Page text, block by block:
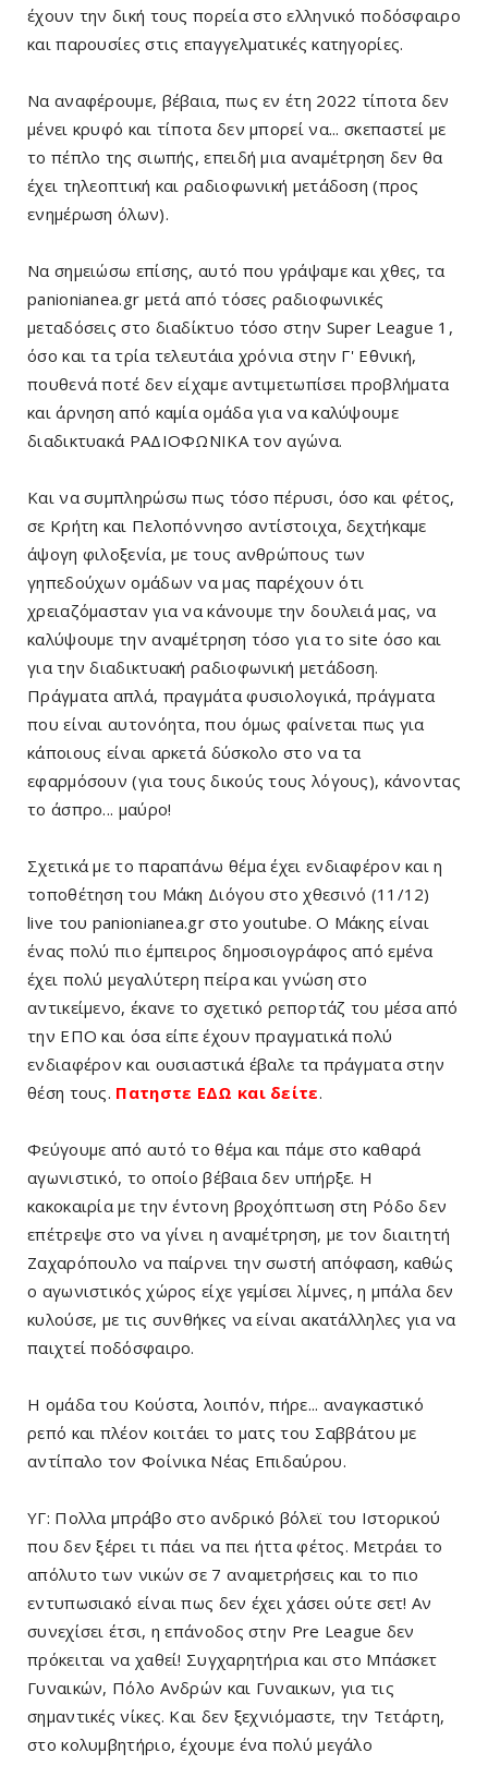
έχουν την δική τους πορεία στο ελληνικό ποδόσφαιρο
και παρουσίες στις επαγγελματικές κατηγορίες.
Να αναφέρουμε, βέβαια, πως εν έτη 2022 τίποτα δεν
μένει κρυφό και τίποτα δεν μπορεί να... σκεπαστεί με
το πέπλο της σιωπής, επειδή μια αναμέτρηση δεν θα
έχει τηλεοπτική και ραδιοφωνική μετάδοση (προς
ενημέρωση όλων).
Να σημειώσω επίσης, αυτό που γράψαμε και χθες, τα
panionianea.gr μετά από τόσες ραδιοφωνικές
μεταδόσεις στο διαδίκτυο τόσο στην Super League 1,
όσο και τα τρία τελευτάια χρόνια στην Γ' Εθνική,
πουθενά ποτέ δεν είχαμε αντιμετωπίσει προβλήματα
και άρνηση από καμία ομάδα για να καλύψουμε
διαδικτυακά ΡΑΔΙΟΦΩΝΙΚΑ τον αγώνα.
Και να συμπληρώσω πως τόσο πέρυσι, όσο και φέτος,
σε Κρήτη και Πελοπόννησο αντίστοιχα, δεχτήκαμε
άψογη φιλοξενία, με τους ανθρώπους των
γηπεδούχων ομάδων να μας παρέχουν ότι
χρειαζόμασταν για να κάνουμε την δουλειά μας, να
καλύψουμε την αναμέτρηση τόσο για το site όσο και
για την διαδικτυακή ραδιοφωνική μετάδοση.
Πράγματα απλά, πραγμάτα φυσιολογικά, πράγματα
που είναι αυτονόητα, που όμως φαίνεται πως για
κάποιους είναι αρκετά δύσκολο στο να τα
εφαρμόσουν (για τους δικούς τους λόγους), κάνοντας
το άσπρο... μαύρο!
Σχετικά με το παραπάνω θέμα έχει ενδιαφέρον και η
τοποθέτηση του Μάκη Διόγου στο χθεσινό (11/12)
live του panionianea.gr στο youtube. Ο Μάκης είναι
ένας πολύ πιο έμπειρος δημοσιογράφος από εμένα
έχει πολύ μεγαλύτερη πείρα και γνώση στο
αντικείμενο, έκανε το σχετικό ρεπορτάζ του μέσα από
την ΕΠΟ και όσα είπε έχουν πραγματικά πολύ
ενδιαφέρον και ουσιαστικά έβαλε τα πράγματα στην
θέση τους. Πατηστε ΕΔΩ και δείτε.
Φεύγουμε από αυτό το θέμα και πάμε στο καθαρά
αγωνιστικό, το οποίο βέβαια δεν υπήρξε. Η
κακοκαιρία με την έντονη βροχόπτωση στη Ρόδο δεν
επέτρεψε στο να γίνει η αναμέτρηση, με τον διαιτητή
Ζαχαρόπουλο να παίρνει την σωστή απόφαση, καθώς
ο αγωνιστικός χώρος είχε γεμίσει λίμνες, η μπάλα δεν
κυλούσε, με τις συνθήκες να είναι ακατάλληλες για να
παιχτεί ποδόσφαιρο.
Η ομάδα του Κούστα, λοιπόν, πήρε... αναγκαστικό
ρεπό και πλέον κοιτάει το ματς του Σαββάτου με
αντίπαλο τον Φοίνικα Νέας Επιδαύρου.
ΥΓ: Πολλα μπράβο στο ανδρικό βόλεϊ του Ιστορικού
που δεν ξέρει τι πάει να πει ήττα φέτος. Μετράει το
απόλυτο των νικών σε 7 αναμετρήσεις και το πιο
εντυπωσιακό είναι πως δεν έχει χάσει ούτε σετ! Αν
συνεχίσει έτσι, η επάνοδος στην Pre League δεν
πρόκειται να χαθεί! Συγχαρητήρια και στο Μπάσκετ
Γυναικών, Πόλο Ανδρών και Γυναικων, για τις
σημαντικές νίκες. Και δεν ξεχνιόμαστε, την Τετάρτη,
στο κολυμβητήριο, έχουμε ένα πολύ μεγάλο